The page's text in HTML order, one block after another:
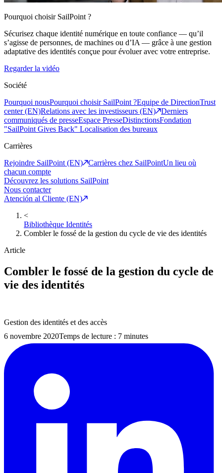
Pourquoi choisir SailPoint ?
Sécurisez chaque identité numérique en toute confiance — qu’il
s’agisse de personnes, de machines ou d’IA — grâce à une gestion
adaptative des identités conçue pour évoluer avec votre entreprise.
Regarder la vidéo
Société
Pourquoi nousPourquoi choisir SailPoint ?Equipe de DirectionTrust
center (EN)Relations avec les investisseurs (EN)
Derniers
communiqués de presseEspace PresseDistinctionsFondation
"SailPoint Gives Back" Localisation des bureaux
Carrières
Rejoindre SailPoint (EN)
Carrières chez SailPointUn lieu où
chacun compte
Découvrez les solutions SailPoint
Nous contacter
Atención al Cliente (EN)
<
Bibliothèque Identités
Combler le fossé de la gestion du cycle de vie des identités
Article
Combler le fossé de la gestion du cycle de
vie des identités
Gestion des identités et des accès
6 novembre 2020Temps de lecture : 7 minutes